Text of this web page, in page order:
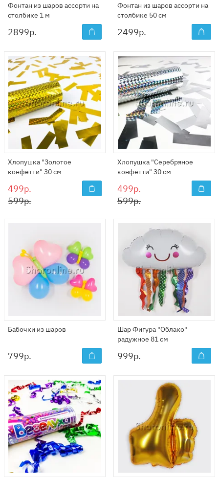
Фонтан из шаров ассорти на
столбике 1 м
2899р.
Фонтан из шаров ассорти на
столбике 50 см
2499р.
Хлопушка "Золотое
конфетти" 30 см
499р.
599р.
Хлопушка "Серебряное
конфетти" 30 см
499р.
599р.
Бабочки из шаров
799р.
Шар Фигура "Облако"
радужное 81 см
999р.